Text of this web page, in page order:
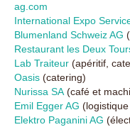
ag.com
International Expo
Blumenland Schweiz AG
Restaurant les Deux
Lab Traiteur (apéritif,
Oasis (catering)
Nurissa SA (café et
Emil Egger AG
Elektro Paganini AG